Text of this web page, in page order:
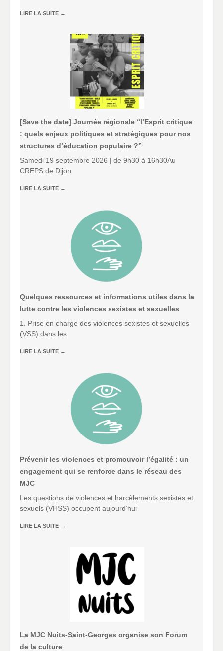
LIRE LA SUITE →
[Save the date] Journée régionale “l’Esprit critique
: quels enjeux politiques et stratégiques pour nos
structures d’éducation populaire ?”
Samedi 19 septembre 2026 | de 9h30 à 16h30Au
CREPS de Dijon
LIRE LA SUITE →
Quelques ressources et informations utiles dans la
lutte contre les violences sexistes et sexuelles
1. Prise en charge des violences sexistes et sexuelles
(VSS) dans les
LIRE LA SUITE →
Prévenir les violences et promouvoir l’égalité : un
engagement qui se renforce dans le réseau des
MJC
Les questions de violences et harcèlements sexistes et
sexuels (VHSS) occupent aujourd’hui
LIRE LA SUITE →
La MJC Nuits-Saint-Georges organise son Forum
de la culture